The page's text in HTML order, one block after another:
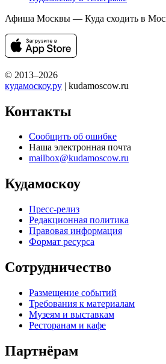
Афиша Москвы — Куда сходить в
© 2013–2026
кудамоскоу.ру | kudamoscow.ru
Контакты
Сообщить об ошибке
Наша электронная почта
mailbox@kudamoscow.ru
Кудамоскоу
Пресс-релиз
Редакционная политика
Правовая информация
Формат ресурса
Сотрудничество
Размещение событий
Требования к материалам
Музеям и выставкам
Ресторанам и кафе
Партнёрам